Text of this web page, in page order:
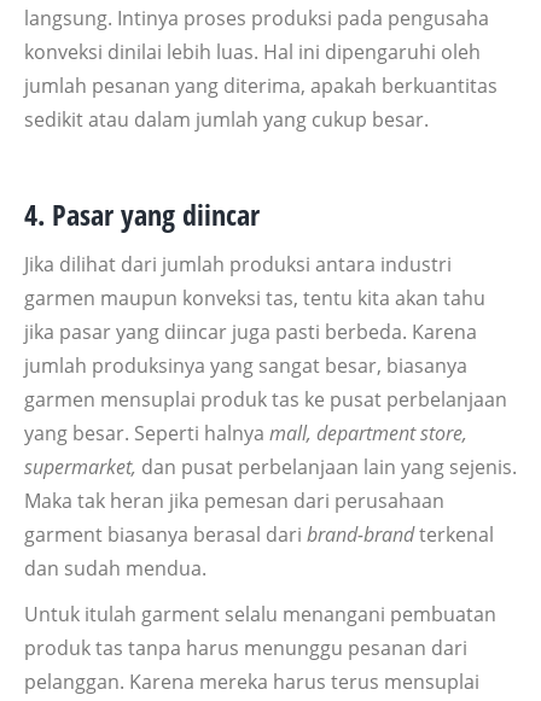
langsung. Intinya proses produksi pada pengusaha
konveksi dinilai lebih luas. Hal ini dipengaruhi oleh
jumlah pesanan yang diterima, apakah berkuantitas
sedikit atau dalam jumlah yang cukup besar.
4. Pasar yang diincar
Jika dilihat dari jumlah produksi antara industri
garmen maupun konveksi tas, tentu kita akan tahu
jika pasar yang diincar juga pasti berbeda. Karena
jumlah produksinya yang sangat besar, biasanya
garmen mensuplai produk tas ke pusat perbelanjaan
yang besar. Seperti halnya mall, department store,
supermarket, dan pusat perbelanjaan lain yang sejenis.
Maka tak heran jika pemesan dari perusahaan
garment biasanya berasal dari brand-brandterkenal
dan sudah mendua.
Untuk itulah garment selalu menangani pembuatan
produk tas tanpa harus menunggu pesanan dari
pelanggan. Karena mereka harus terus mensuplai